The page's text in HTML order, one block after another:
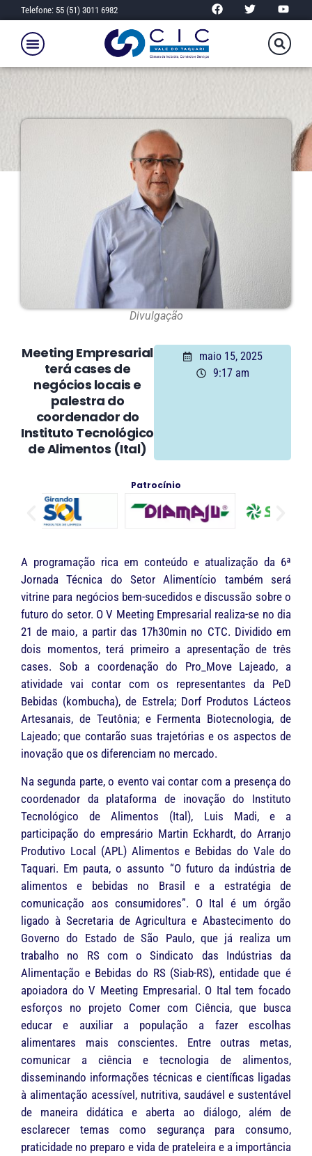
Telefone: 55 (51) 3011 6982
Divulgação
Meeting Empresarial
terá cases de
negócios locais e
palestra do
coordenador do
Instituto Tecnológico
de Alimentos (Ital)
maio 15, 2025
9:17 am
Patrocínio
A programação rica em conteúdo e atualização da 6ª
Jornada Técnica do Setor Alimentício também será
vitrine para negócios bem-sucedidos e discussão sobre o
futuro do setor. O V Meeting Empresarial realiza-se no dia
21 de maio, a partir das 17h30min no CTC. Dividido em
dois momentos, terá primeiro a apresentação de três
cases. Sob a coordenação do Pro_Move Lajeado, a
atividade vai contar com os representantes da PeD
Bebidas (kombucha), de Estrela; Dorf Produtos Lácteos
Artesanais, de Teutônia; e Fermenta Biotecnologia, de
Lajeado; que contarão suas trajetórias e os aspectos de
inovação que os diferenciam no mercado.
Na segunda parte, o evento vai contar com a presença do
coordenador da plataforma de inovação do Instituto
Tecnológico de Alimentos (Ital), Luis Madi, e a
participação do empresário Martin Eckhardt, do Arranjo
Produtivo Local (APL) Alimentos e Bebidas do Vale do
Taquari. Em pauta, o assunto “O futuro da indústria de
alimentos e bebidas no Brasil e a estratégia de
comunicação aos consumidores”. O Ital é um órgão
ligado à Secretaria de Agricultura e Abastecimento do
Governo do Estado de São Paulo, que já realiza um
trabalho no RS com o Sindicato das Indústrias da
Alimentação e Bebidas do RS (Siab-RS), entidade que é
apoiadora do V Meeting Empresarial. O Ital tem focado
esforços no projeto Comer com Ciência, que busca
educar e auxiliar a população a fazer escolhas
alimentares mais conscientes. Entre outras metas,
comunicar a ciência e tecnologia de alimentos,
disseminando informações técnicas e científicas ligadas
à alimentação acessível, nutritiva, saudável e sustentável
de maneira didática e aberta ao diálogo, além de
esclarecer temas como segurança para consumo,
praticidade no preparo e vida de prateleira e a importância